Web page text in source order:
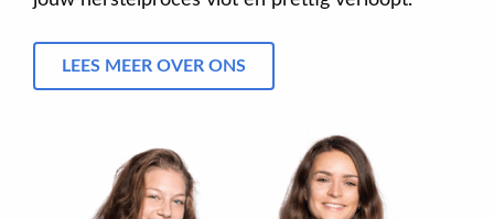
LEES MEER OVER ONS